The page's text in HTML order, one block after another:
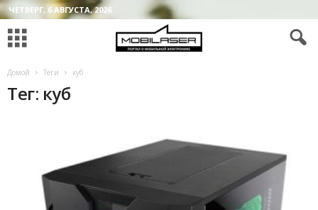
ЧЕТВЕРГ, 6 АВГУСТА, 2026
Домой Теги куб
Тег: куб